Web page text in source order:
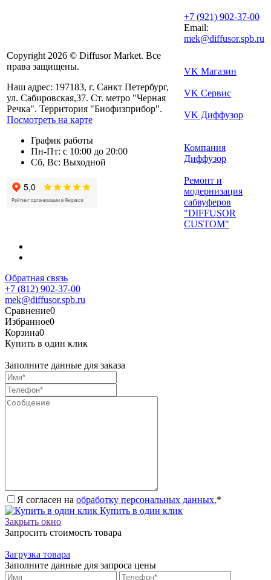
Copyright 2026 © Diffusor Market. Все
права защищены.
Наш адрес: 197183, г. Санкт Петербург,
ул. Сабировская,37. Ст. метро "Черная
Речка". Территория "Биофизприбор".
Посмотреть на карте
График работы
Пн-Пт: с 10:00 до 20:00
Сб, Вс: Выходной
+7 (921) 902-37-00
Email:
mek@diffusor.spb.ru
VK Магазин
VK Сервис
VK Диффузор
Компания
Диффузор
Ремонт и
модернизация
сабвуферов
"DIFFUSOR
CUSTOM"
Обратная связь
+7 (812) 902-37-00
mek@diffusor.spb.ru
Сравнение0
Избранное0
Корзина0
Купить в один клик
Заполните данные для заказа
Я согласен на обработку персональных данных.*
Купить в один клик
Закрыть окно
Запросить стоимость товара
Загрузка товара
Заполните данные для запроса цены